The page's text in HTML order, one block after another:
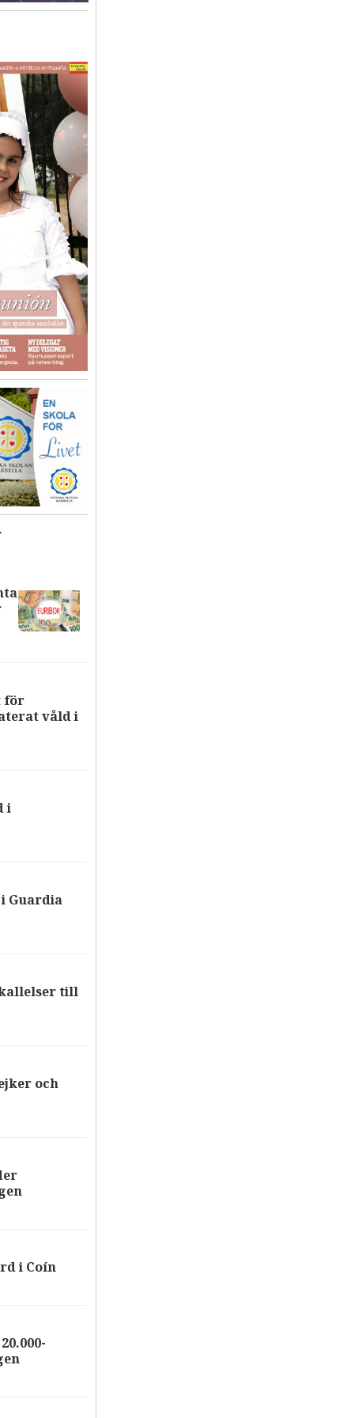
för
våld i
i
Guardia
till
och
i Coín